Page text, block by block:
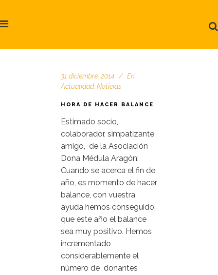
31 diciembre, 2014
En
Actualidad, Noticias
HORA DE HACER BALANCE
Estimado socio,
colaborador, simpatizante,
amigo, de la Asociación
Dona Médula Aragón:
Cuando se acerca el fin de
año, es momento de hacer
balance, con vuestra
ayuda hemos conseguido
que este año el balance
sea muy positivo. Hemos
incrementado
considerablemente el
número de donantes